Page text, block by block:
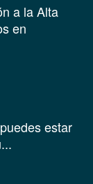
a la Alta
en
estar